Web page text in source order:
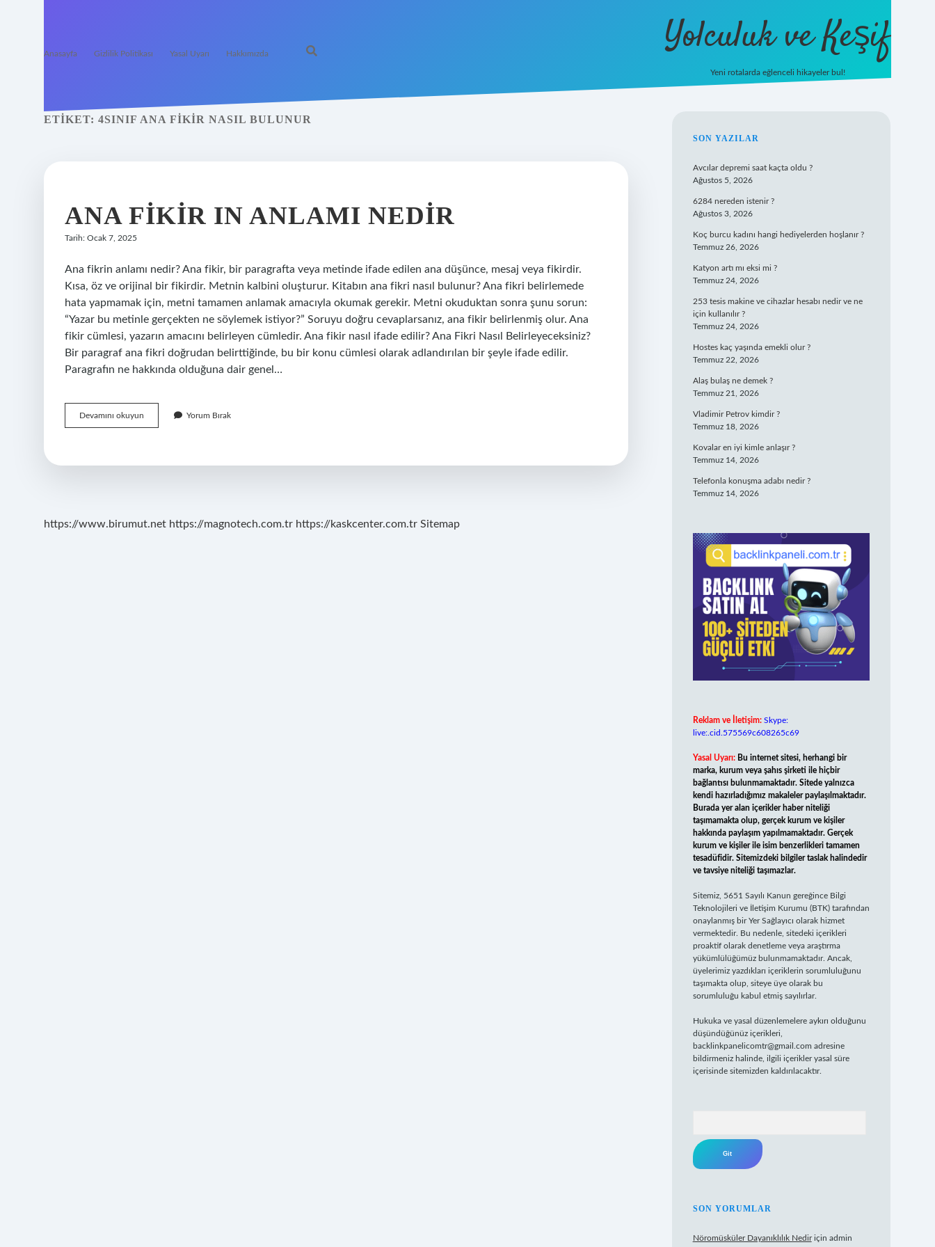
Anasayfa Gizlilik Politikası Yasal Uyarı Hakkımızda Yolculuk ve Keşif
Yeni rotalarda eğlenceli hikayeler bul!
ETIKET: 4SINIF ANA FIKIR NASIL BULUNUR
ANA FIKIR IN ANLAMI NEDIR
Tarih: Ocak 7, 2025
Ana fikrin anlamı nedir? Ana fikir, bir paragrafta veya metinde ifade edilen ana düşünce, mesaj veya fikirdir.
Kısa, öz ve orijinal bir fikirdir. Metnin kalbini oluşturur. Kitabın ana fikri nasıl bulunur? Ana fikri belirlemede
hata yapmamak için, metni tamamen anlamak amacıyla okumak gerekir. Metni okuduktan sonra şunu sorun:
“Yazar bu metinle gerçekten ne söylemek istiyor?” Soruyu doğru cevaplarsanız, ana fikir belirlenmiş olur. Ana
fikir cümlesi, yazarın amacını belirleyen cümledir. Ana fikir nasıl ifade edilir? Ana Fikri Nasıl Belirleyeceksiniz?
Bir paragraf ana fikri doğrudan belirttiğinde, bu bir konu cümlesi olarak adlandırılan bir şeyle ifade edilir.
Paragrafın ne hakkında olduğuna dair genel…
Devamını okuyun
Fikir
Nedir
Yorum Bırak
https://www.birumut.net https://magnotech.com.tr https://kaskcenter.com.tr Sitemap
SIDEBAR
SON YAZILAR
Avcılar depremi saat kaçta oldu ?
Ağustos 5, 2026
6284 nereden istenir ?
Ağustos 3, 2026
Koç burcu kadını hangi hediyelerden hoşlanır ?
Temmuz 26, 2026
Katyon artı mı eksi mi ?
Temmuz 24, 2026
253 tesis makine ve cihazlar hesabı nedir ve ne
için kullanılır ?
Temmuz 24, 2026
Hostes kaç yaşında emekli olur ?
Temmuz 22, 2026
Alaş bulaş ne demek ?
Temmuz 21, 2026
Vladimir Petrov kimdir ?
Temmuz 18, 2026
Kovalar en iyi kimle anlaşır ?
Temmuz 14, 2026
Telefonla konuşma adabı nedir ?
Temmuz 14, 2026
Reklam ve İletişim: Skype:
live:.cid.575569c608265c69
Yasal Uyarı: Bu internet sitesi, herhangi bir
marka, kurum veya şahıs şirketi ile hiçbir
bağlantısı bulunmamaktadır. Sitede yalnızca
kendi hazırladığımız makaleler paylaşılmaktadır.
Burada yer alan içerikler haber niteliği
taşımamakta olup, gerçek kurum ve kişiler
hakkında paylaşım yapılmamaktadır. Gerçek
kurum ve kişiler ile isim benzerlikleri tamamen
tesadüfidir. Sitemizdeki bilgiler taslak halindedir
ve tavsiye niteliği taşımazlar.
Sitemiz, 5651 Sayılı Kanun gereğince Bilgi
Teknolojileri ve İletişim Kurumu (BTK) tarafından
onaylanmış bir Yer Sağlayıcı olarak hizmet
vermektedir. Bu nedenle, sitedeki içerikleri
proaktif olarak denetleme veya araştırma
yükümlülüğümüz bulunmamaktadır. Ancak,
üyelerimiz yazdıkları içeriklerin sorumluluğunu
taşımakta olup, siteye üye olarak bu
sorumluluğu kabul etmiş sayılırlar.
Hukuka ve yasal düzenlemelere aykırı olduğunu
düşündüğünüz içerikleri,
backlinkpanelicomtr@gmail.com adresine
bildirmeniz halinde, ilgili içerikler yasal süre
içerisinde sitemizden kaldırılacaktır.
SON YORUMLAR
Nöromüsküler Dayanıklılık Nediriçin admin